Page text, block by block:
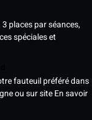
places par séances,
spéciales et
fauteuil préféré dans
ou sur siteEn savoir